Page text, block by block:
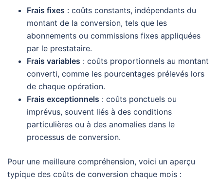
Frais fixes : coûts constants, indépendants du
montant de la conversion, tels que les
abonnements ou commissions fixes appliquées
par le prestataire.
Frais variables : coûts proportionnels au montant
converti, comme les pourcentages prélevés lors
de chaque opération.
Frais exceptionnels : coûts ponctuels ou
imprévus, souvent liés à des conditions
particulières ou à des anomalies dans le
processus de conversion.
Pour une meilleure compréhension, voici un aperçu
typique des coûts de conversion chaque mois :